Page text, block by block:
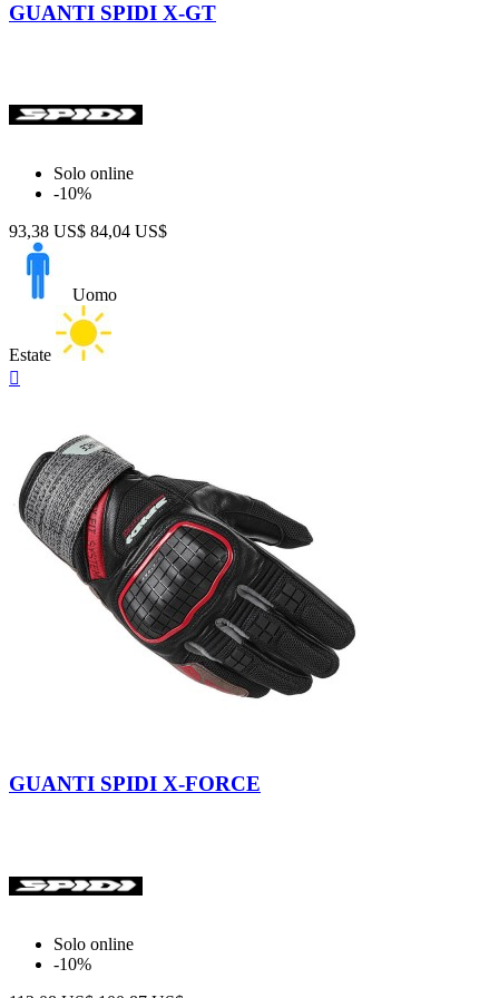
$
Visualizza i prodotti a
scuro
GUANTI SPIDI X-GT
Solo online
-10%
93,38 US$ 84,04 US$
Uomo
Estate

Fluo
GUANTI SPIDI X-FORCE
Solo online
-10%